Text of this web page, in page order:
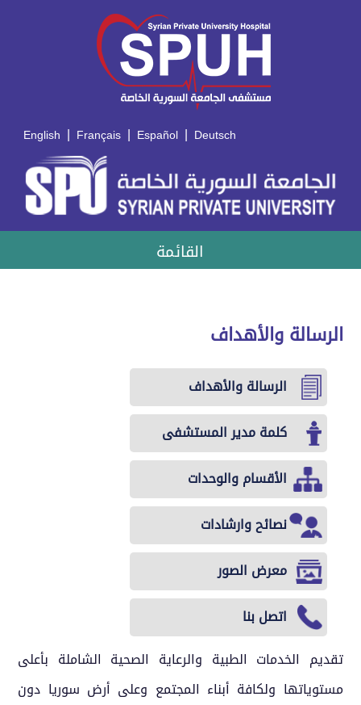
English | Français | Español | Deutsch
القائمة
الرسالة والأهداف
الرسالة والأهداف
كلمة مدير المستشفى
الأقسام والوحدات
نصائح وارشادات
معرض الصور
اتصل بنا
تقديم الخدمات الطبية والرعاية الصحية الشاملة بأعلى
مستوياتها ولكافة أبناء المجتمع وعلى أرض سوريا دون